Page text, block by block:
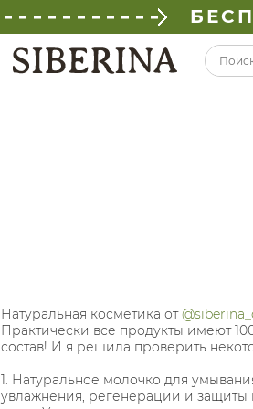
Натуральная косметика от
Практически все продукты имеют
состав! И я решила проверить
1. Натуральное молочко для
увлажнения, регенерации и защиты